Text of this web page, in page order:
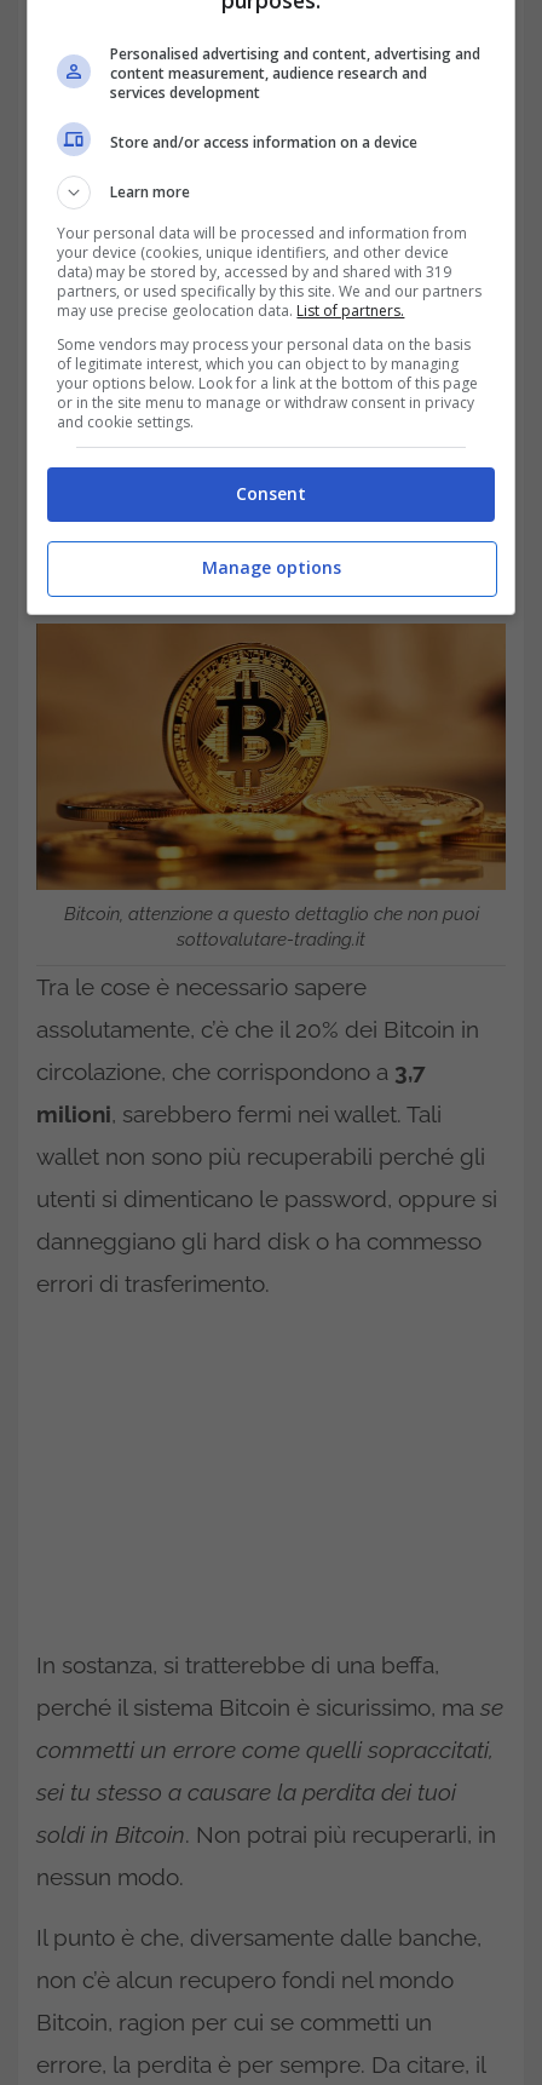
Bitcoin, attenzione a questo
dettaglio che non puoi
sottovalutare
Quando si decide di investire in Bitcoin, è
necessario valutare aspetti positivi e negativi
della cosa, per avere un’idea ben chiara di
ciò che si sta facendo.
Bitcoin, attenzione a questo dettaglio che non puoi
sottovalutare-trading.it
Tra le cose è necessario sapere
assolutamente, c’è che il 20% dei Bitcoin in
circolazione, che corrispondono a 3,7
milioni, sarebbero fermi nei wallet. Tali
wallet non sono più recuperabili perché gli
utenti si dimenticano le password, oppure si
danneggiano gli hard disk o ha commesso
errori di trasferimento.
In sostanza, si tratterebbe di una beffa,
perché il sistema Bitcoin è sicurissimo, ma se
commetti un errore come quelli sopraccitati,
sei tu stesso a causare la perdita dei tuoi
soldi in Bitcoin. Non potrai più recuperarli, in
nessun modo.
Il punto è che, diversamente dalle banche,
non c’è alcun recupero fondi nel mondo
Bitcoin, ragion per cui se commetti un
errore, la perdita è per sempre. Da citare, il
Personalised advertising and content, advertising and
content measurement, audience research and
services development
Store and/or access information on a device
Learn more
Your personal data will be processed and information from
your device (cookies, unique identifiers, and other device
data) may be stored by, accessed by and shared with 319
partners, or used specifically by this site. We and our partners
may use precise geolocation data. List of partners.
Some vendors may process your personal data on the basis
of legitimate interest, which you can object to by managing
your options below. Look for a link at the bottom of this page
or in the site menu to manage or withdraw consent in privacy
and cookie settings.
Consent
Manage options